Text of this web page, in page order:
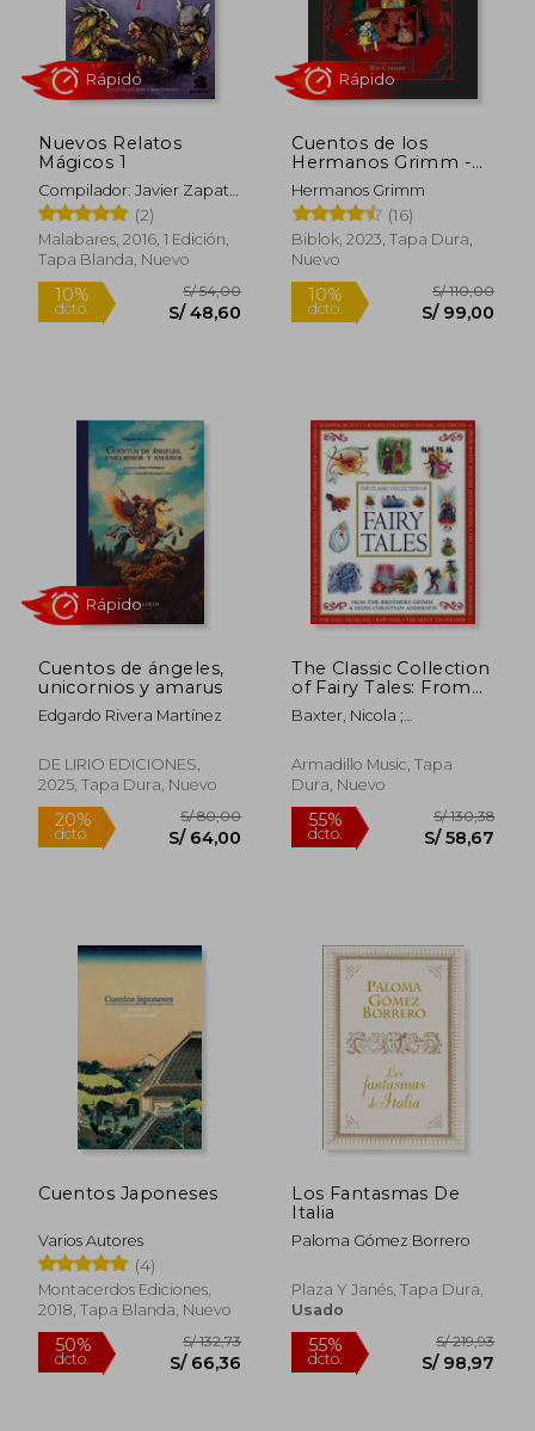
45%
dcto.
S/ 147,42
S/ 81,08
50%
dcto.
Nuevos Relatos
Mágicos 1
Compilador: Javier Zapata
Innocenzi
(2)
Malabares, 2016, 1 Edición,
Tapa Blanda, Nuevo
10%
dcto. S/ 48,60
Cuentos de los
Hermanos Grimm -
Cuentos Completos
Hermanos Grimm
(16)
Biblok, 2023, Tapa Dura,
Nuevo
dcto. S/
Rápido
Cuentos de ángeles,
unicornios y amarus
Edgardo Rivera Martínez
DE LIRIO EDICIONES,
2025, Tapa Dura, Nuevo
The Classic Collection
of Fairy Tales: From
the Brothers Grimm
& Hans Christian
Baxter, Nicola ;
Armadillo Music, Tapa
Dura, Nuevo
Cuentos Japoneses
Varios Autores
(4)
Montacerdos Ediciones,
2018, Tapa Blanda, Nuevo
Los Fantasmas De
Italia
Paloma Gómez Borrero
Plaza Y Janés, Tapa Dura,
Usado